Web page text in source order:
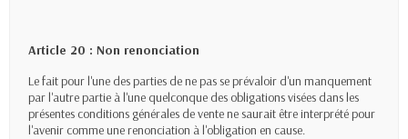
Article 20 : Non renonciation
Le fait pour l'une des parties de ne pas se prévaloir d'un manquement
par l'autre partie à l'une quelconque des obligations visées dans les
présentes conditions générales de vente ne saurait être interprété pour
l'avenir comme une renonciation à l'obligation en cause.